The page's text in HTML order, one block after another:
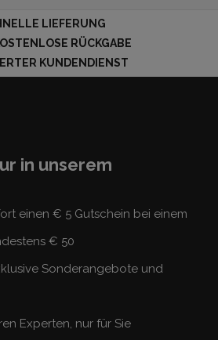
LIEFERUNG
RÜCKGABE
KUNDENDIENST
in unserem
einen € 5 Gutschein bei einem
€ 50
Sonderangebote und
Experten, nur für Sie